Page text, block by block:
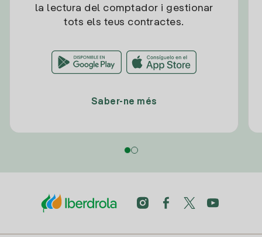
la lectura del comptador i gestionar
tots els teus contractes.
Saber-ne més